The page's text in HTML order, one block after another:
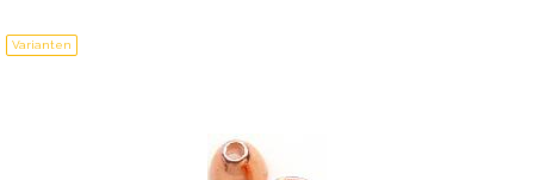
Varianten